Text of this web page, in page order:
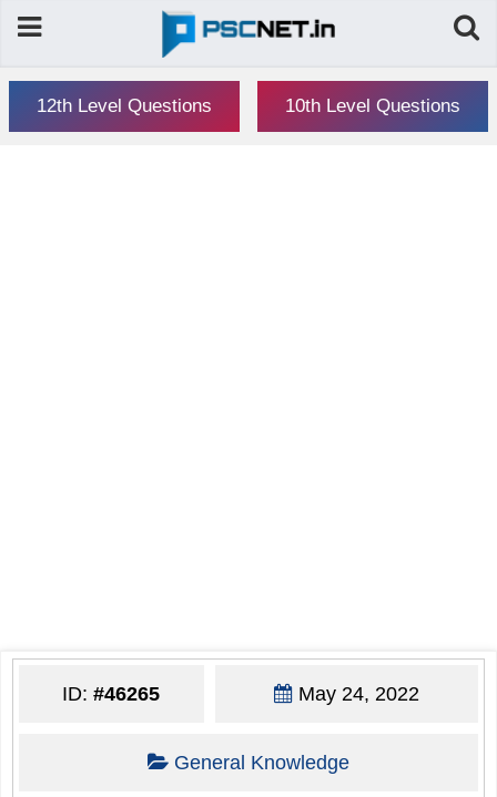
12th Level Questions 10th Level Questions
ID:#46265 May 24, 2022
General Knowledge